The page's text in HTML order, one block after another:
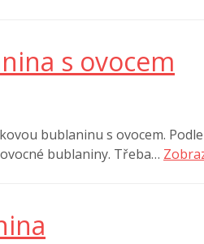
s ovocem
bublaninu s ovocem.
bublaniny. Třeba…